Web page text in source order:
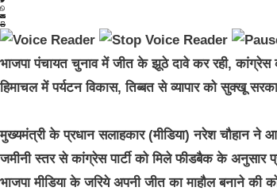
भाजपा पंचायत चुनाव में जीत के झूठे दावे कर रही, कांग्रेस
हिमाचल में पर्यटन विकास, तिब्बत से व्यापार को सुक्खू
मुख्यमंत्री के प्रधान सलाहकार (मीडिया) नरेश चौहान ने
जमीनी स्तर से कांग्रेस पार्टी को मिले फीडबैक के अनुसार
भाजपा मीडिया के जरिये अपनी जीत का माहौल बनाने की